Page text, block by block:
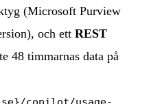
(Microsoft Purview
och ett REST
48 timmarnas data på